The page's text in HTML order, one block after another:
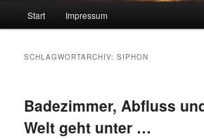
Start Impressum
SCHLAGWORTARCHIV:SIPHON
Badezimmer, Abfluss
Welt geht unter …